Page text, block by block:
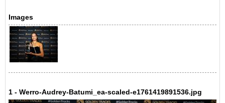
Images
1 - Werro-Audrey-Batumi_ea-scaled-e1761419891536.jpg